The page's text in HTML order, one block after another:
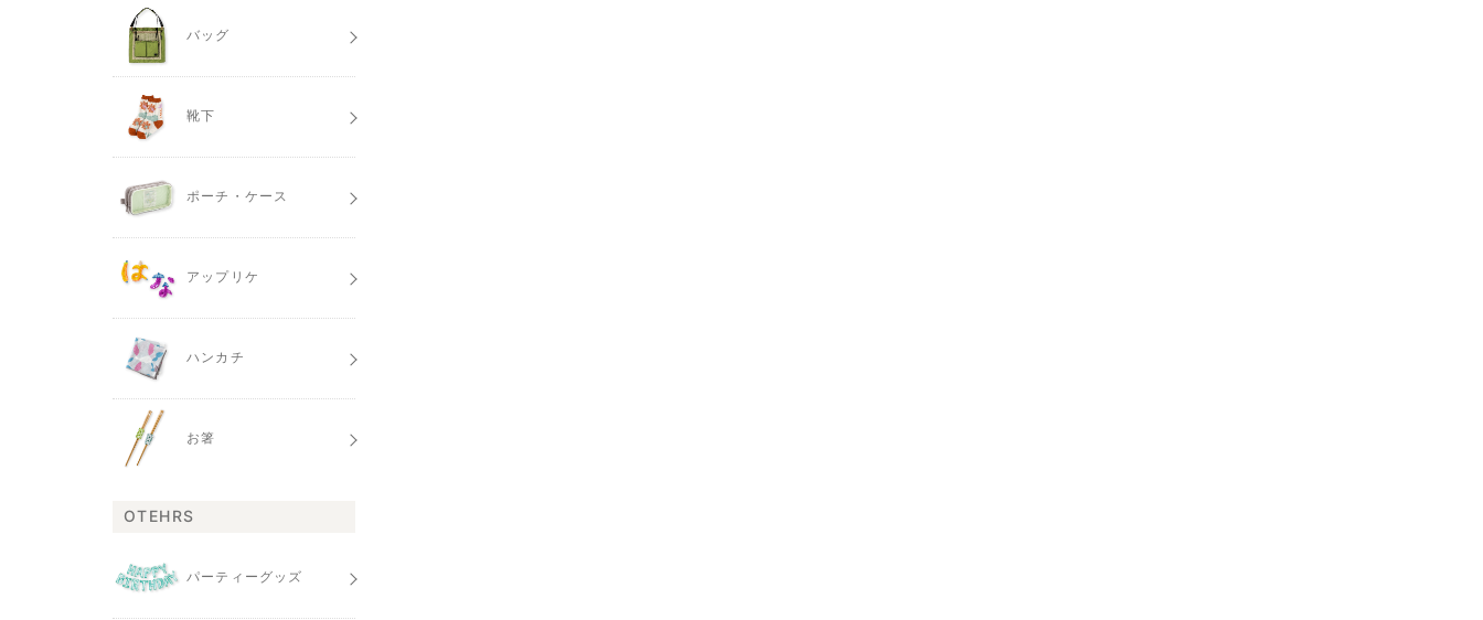
バッグ
靴下
ポーチ・ケース
アップリケ
ハンカチ
お箸
OTEHRS
パーティーグッズ